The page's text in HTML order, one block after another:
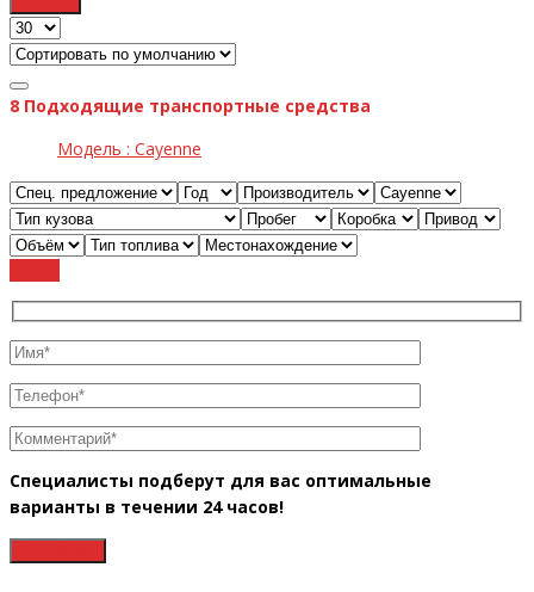
8 Подходящие транспортные средства
Модель : Cayenne
Специалисты подберут для вас оптимальные
варианты в течении 24 часов!